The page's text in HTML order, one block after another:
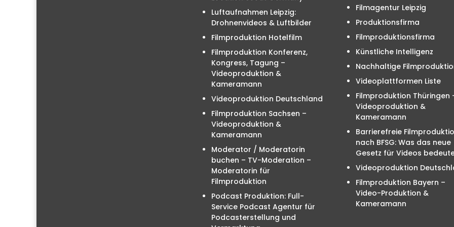
Luftaufnahmen Leipzig:
Drohnenvideos & Luftbilder
Filmproduktion Hotelfilm
Filmproduktion Konferenz,
Kongress, Tagung –
Videoproduktion &
Kameramann
Videoproduktion Deutschland
Filmproduktion Sachsen –
Videoproduktion &
Kameramann
Moderator / Moderatorin
buchen – TV-Moderation –
Moderatorin für
Filmproduktion
Podcast Produktion: Full-
Service Podcast Agentur für
Podcasterstellung und
Filmagentur Leipzig
Produktionsfirma
Filmproduktionsfirma
Künstliche Intelligenz
Nachhaltige
Videoplattformen Liste
Filmproduktion Thüringen
Videoproduktion &
Kameramann
Barrierefreie
nach BFSG: Was das neue
Gesetz für Videos
Videoproduktion
Filmproduktion Bayern –
Video-Produktion &
Kameramann